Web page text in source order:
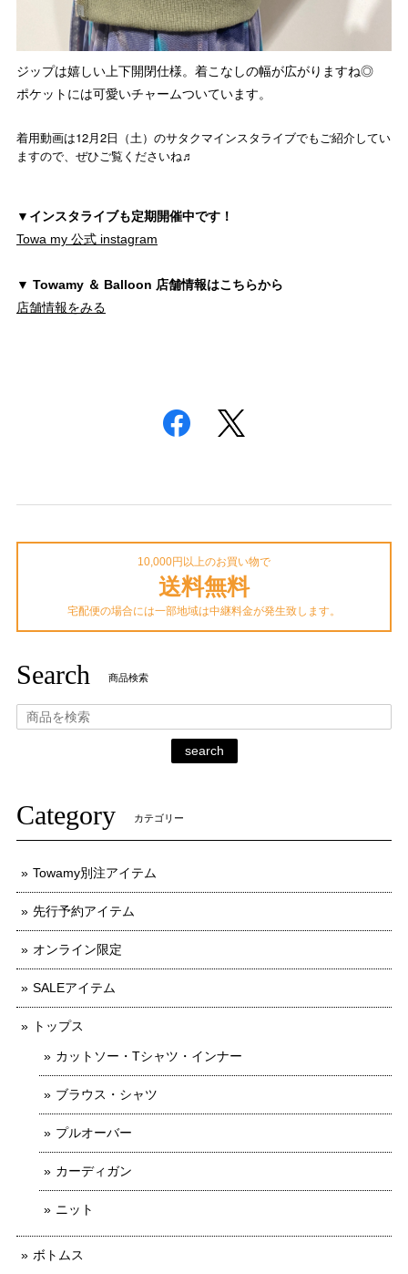
ジップは嬉しい上下開閉仕様。着こなしの幅が広がりますね◎
ポケットには可愛いチャームついています。
着用動画は12月2日（土）のサタクマインスタライブでもご紹介してい
ますので、ぜひご覧くださいね♬
▼インスタライブも定期開催中です！
Towa my 公式 instagram
▼ Towamy ＆ Balloon 店舗情報はこちらから
店舗情報をみる
10,000円以上のお買い物で
送料無料
宅配便の場合には一部地域は中継料金が発生致します。
Search 商品検索
search
Category カテゴリー
Towamy別注アイテム
先行予約アイテム
オンライン限定
SALEアイテム
トップス
カットソー・Tシャツ・インナー
ブラウス・シャツ
プルオーバー
カーディガン
ニット
ボトムス